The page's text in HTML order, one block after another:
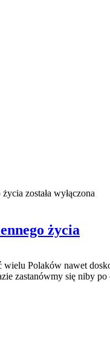
życia została wyłączona
życia
Polaków nawet
zastanówmy się niby